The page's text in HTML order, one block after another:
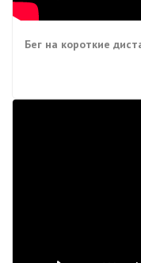
Бег на короткие